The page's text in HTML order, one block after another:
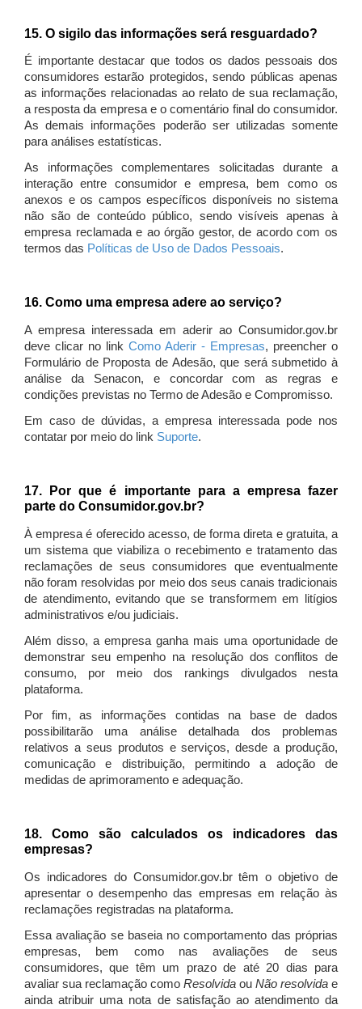
15. O sigilo das informações será resguardado?
É importante destacar que todos os dados pessoais dos
consumidores estarão protegidos, sendo públicas apenas
as informações relacionadas ao relato de sua reclamação,
a resposta da empresa e o comentário final do consumidor.
As demais informações poderão ser utilizadas somente
para análises estatísticas.
As informações complementares solicitadas durante a
interação entre consumidor e empresa, bem como os
anexos e os campos específicos disponíveis no sistema
não são de conteúdo público, sendo visíveis apenas à
empresa reclamada e ao órgão gestor, de acordo com os
termos das Políticas de Uso de Dados Pessoais.
16. Como uma empresa adere ao serviço?
A empresa interessada em aderir ao Consumidor.gov.br
deve clicar no link Como Aderir - Empresas, preencher o
Formulário de Proposta de Adesão, que será submetido à
análise da Senacon, e concordar com as regras e
condições previstas no Termo de Adesão e Compromisso.
Em caso de dúvidas, a empresa interessada pode nos
contatar por meio do link Suporte.
17. Por que é importante para a empresa fazer
parte do Consumidor.gov.br?
À empresa é oferecido acesso, de forma direta e gratuita, a
um sistema que viabiliza o recebimento e tratamento das
reclamações de seus consumidores que eventualmente
não foram resolvidas por meio dos seus canais tradicionais
de atendimento, evitando que se transformem em litígios
administrativos e/ou judiciais.
Além disso, a empresa ganha mais uma oportunidade de
demonstrar seu empenho na resolução dos conflitos de
consumo, por meio dos rankings divulgados nesta
plataforma.
Por fim, as informações contidas na base de dados
possibilitarão uma análise detalhada dos problemas
relativos a seus produtos e serviços, desde a produção,
comunicação e distribuição, permitindo a adoção de
medidas de aprimoramento e adequação.
18. Como são calculados os indicadores das
empresas?
Os indicadores do Consumidor.gov.br têm o objetivo de
apresentar o desempenho das empresas em relação às
reclamações registradas na plataforma.
Essa avaliação se baseia no comportamento das próprias
empresas, bem como nas avaliações de seus
consumidores, que têm um prazo de até 20 dias para
avaliar sua reclamação como Resolvida ou Não resolvida e
ainda atribuir uma nota de satisfação ao atendimento da